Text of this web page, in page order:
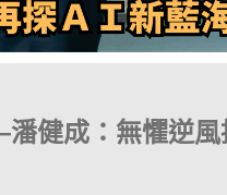
健成：無懼逆風